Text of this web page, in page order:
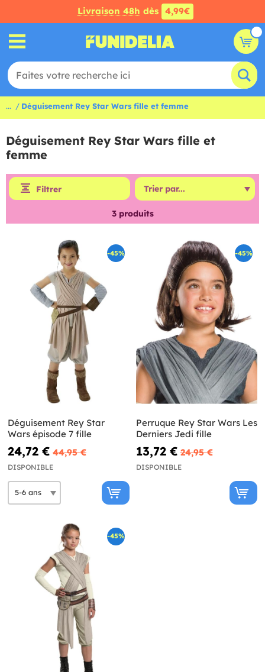
Livraison 48h dès 4,99€
... Déguisement Rey Star Wars fille et femme
Déguisement Rey Star Wars fille et
femme
Filtrer
3produits
-45%
Déguisement Rey Star
Wars épisode 7 fille
24,72 € 44,95 €
DISPONIBLE
-45%
Perruque Rey Star Wars Les
Derniers Jedi fille
13,72 € 24,95 €
DISPONIBLE
-45%